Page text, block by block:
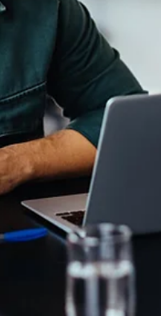
ou
pour
de votre
certifications RSE :
choisir ?
structurer votre